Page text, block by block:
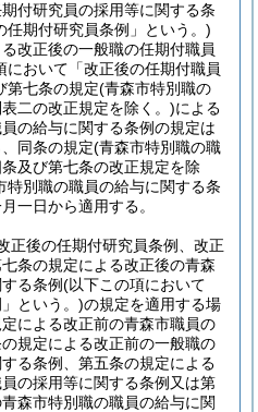
付研究員の採用等に関する条
任期付研究員条例」という。)
改正後の一般職の任期付職員
において「改正後の任期付職員
第七条の規定(青森市特別職の
二の改正規定を除く。)による
の給与に関する条例の規定は
同条の規定(青森市特別職の職
及び第七条の改正規定を除
特別職の職員の給与に関する条
一日から適用する。
正後の任期付研究員条例、改正
条の規定による改正後の青森
る条例(以下この項において
」という。)の規定を適用する場
による改正前の青森市職員の
規定による改正前の一般職の
る条例、第五条の規定による
の採用等に関する条例又は第
森市特別職の職員の給与に関